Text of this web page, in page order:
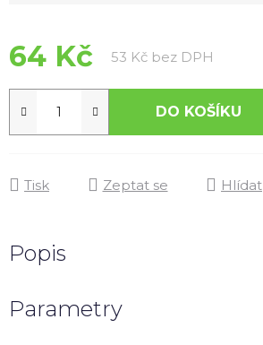
64 Kč 53 Kč bez DPH
DO KOŠÍKU
Tisk Zeptat se Hlídat
Popis
Parametry